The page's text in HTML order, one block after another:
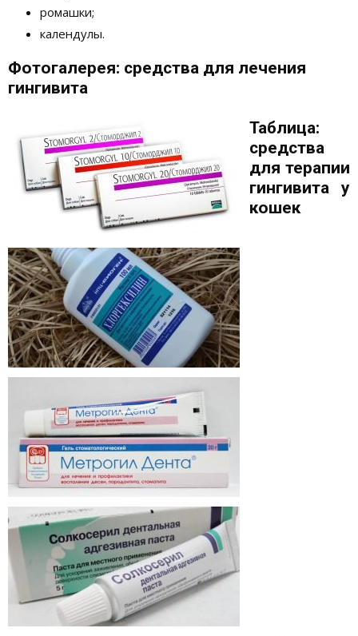
ромашки;
календулы.
Фотогалерея: средства для лечения
гингивита
Таблица:
средства
для терапии
гингивита у
кошек